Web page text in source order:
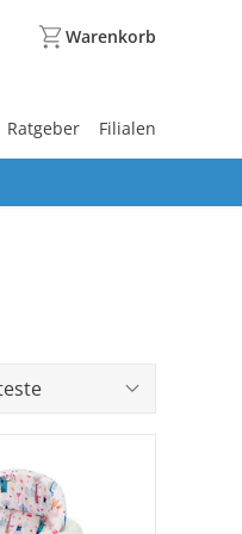
Warenkorb
Ratgeber Filialen